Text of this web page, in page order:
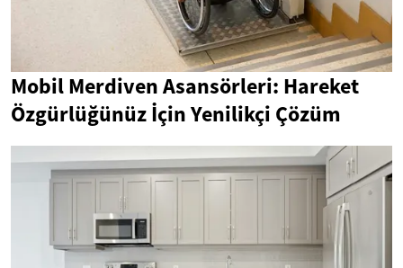
Mobil Merdiven Asansörleri: Hareket
Özgürlüğünüz İçin Yenilikçi Çözüm